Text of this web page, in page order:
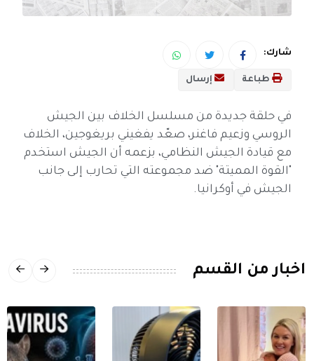
شارك:
طباعة إرسال
في حلقة جديدة من مسلسل الخلاف بين الجيش
الروسي وزعيم فاغنر، صعّد يفغيني بريغوجين، الخلاف
مع قيادة الجيش النظامي، بزعمه أن الجيش استخدم
"القوة المميتة" ضد مجموعته التي تحارب إلى جانب
الجيش في أوكرانيا.
اخبار من القسم